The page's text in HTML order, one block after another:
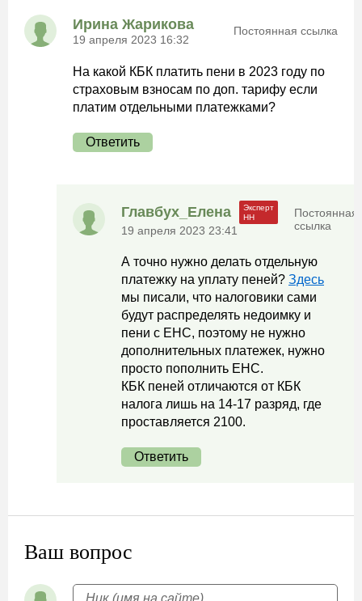
Ирина Жарикова
19 апреля 2023 16:32
Постоянная ссылка
На какой КБК платить пени в 2023 году по
страховым взносам по доп. тарифу если
платим отдельными платежками?
Ответить
Главбух_Елена
19 апреля 2023 23:41
Постоянная
ссылка
А точно нужно делать отдельную
платежку на уплату пеней? Здесь
мы писали, что налоговики сами
будут распределять недоимку и
пени с ЕНС, поэтому не нужно
дополнительных платежек, нужно
просто пополнить ЕНС.
КБК пеней отличаются от КБК
налога лишь на 14-17 разряд, где
проставляется 2100.
Ответить
Ваш вопрос